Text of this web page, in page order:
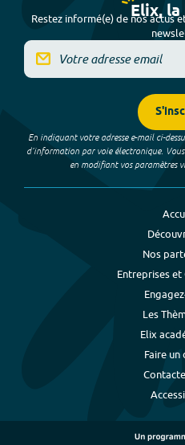
Elix,
Restez informé(e) de nos actus
En indiquant votre adresse e-mail ci-
d’information par voie électronique.
en modifiant vos paramètres
Nos
Entreprises
Les
Elix
Faire un